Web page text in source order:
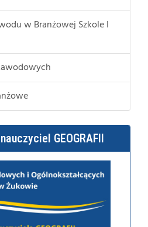
w Branżowej Szkole I
GEOGRAFII